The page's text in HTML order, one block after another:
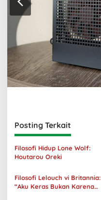
Posting Terkait
Filosofi Hidup Lone Wolf:
Houtarou Oreki
Filosofi Lelouch vi Britannia:
“Aku Keras Bukan Karena